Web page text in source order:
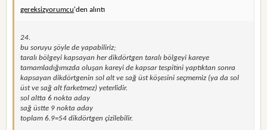
gereksizyorumcu'den alıntı
24.
bu soruyu şöyle de yapabiliriz;
taralı bölgeyi kapsayan her dikdörtgen taralı bölgeyi kareye
tamamladığımızda oluşan kareyi de kapsar tespitini yaptıktan sonra
kapsayan dikdörtgenin sol alt ve sağ üst köşesini seçmemiz (ya da sol
üst ve sağ alt farketmez) yeterlidir.
sol altta 6 nokta aday
sağ üstte 9 nokta aday
toplam 6.9=54 dikdörtgen çizilebilir.